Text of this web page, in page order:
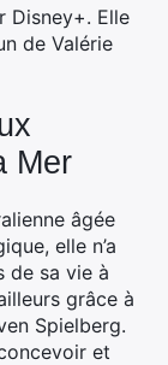
Disney+. Elle
de Valérie
Mer
âgée
elle n’a
de sa vie à
grâce à
Spielberg.
et